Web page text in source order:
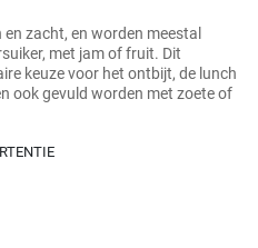
zacht, en worden meestal
met jam of fruit. Dit
keuze voor het ontbijt, de lunch
ook gevuld worden met zoete of